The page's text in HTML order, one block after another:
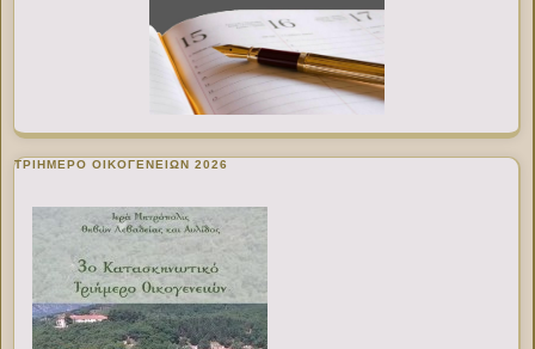
ΤΡΙΗΜΕΡΟ ΟΙΚΟΓΕΝΕΙΩΝ 2026